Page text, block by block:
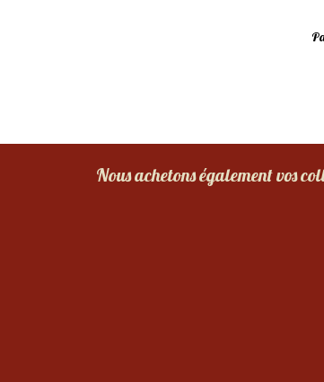
Nous achetons également vos